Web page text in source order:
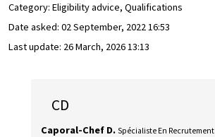
Category: Eligibility advice, Qualifications
Date asked: 02 September, 2022 16:53
Last update: 26 March, 2026 13:13
CD
Caporal-Chef D. Spécialiste En Recrutement